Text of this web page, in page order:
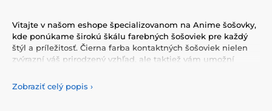
Vitajte v našom eshope špecializovanom na Anime šošovky,
kde ponúkame širokú škálu farebných šošoviek pre každý
štýl a príležitosť. Čierna farba kontaktných šošoviek nielen
zvýrazní váš prirodzený vzhľad, ale taktiež vám umožní
pestrej ponuky farebných šošoviek, ktoré vám poskytnú
komfort a bezpečnosť po celý deň. Pridajte do svojho života
Zobraziť celý popis ›